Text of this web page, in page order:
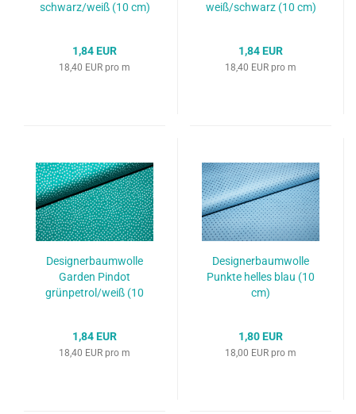
schwarz/weiß (10 cm)
1,84 EUR
18,40 EUR pro m
weiß/schwarz (10 cm)
1,84 EUR
18,40 EUR pro m
Designerbaumwolle
Garden Pindot
grünpetrol/weiß (10
1,84 EUR
18,40 EUR pro m
Designerbaumwolle
Punkte helles blau (10
cm)
1,80 EUR
18,00 EUR pro m